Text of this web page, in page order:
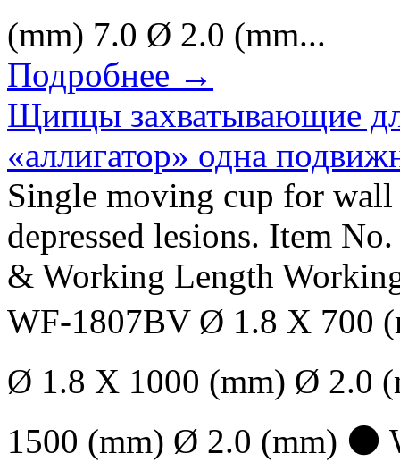
(mm) 7.0 Ø 2.0 (mm...
Подробнее →
Щипцы захватывающие
«аллигатор» одна
Single moving cup for
depressed lesions. Item
& Working Length
WF-1807BV Ø 1.8 X 700
Ø 1.8 X 1000 (mm) Ø 2.0
1500 (mm) Ø 2.0 (mm) ⚫